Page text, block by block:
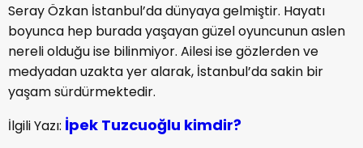
Seray Özkan İstanbul’da dünyaya gelmiştir. Hayatı
boyunca hep burada yaşayan güzel oyuncunun aslen
nereli olduğu ise bilinmiyor. Ailesi ise gözlerden ve
medyadan uzakta yer alarak, İstanbul’da sakin bir
yaşam sürdürmektedir.
İlgili Yazı: İpek Tuzcuoğlu kimdir?